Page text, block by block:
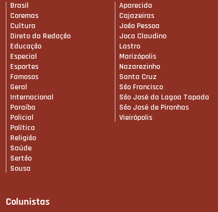
Brasil
Coremas
Cultura
Direto da Redação
Educação
Especial
Esportes
Famosos
Geral
Internacional
Paraíba
Policial
Política
Religião
Saúde
Sertão
Sousa
Aparecida
Cajazeiras
João Pessoa
Joca Claudino
Lastro
Marizópolis
Nazarezinho
Santa Cruz
São Francisco
São José da Lagoa Tapada
São José de Piranhas
Vieirópolis
Colunistas